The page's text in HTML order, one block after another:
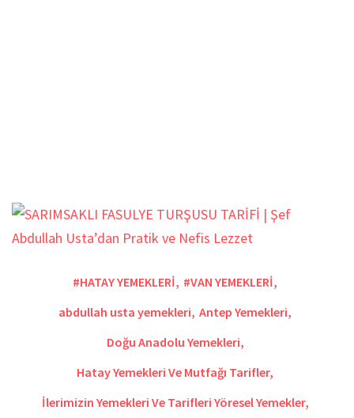
#HATAY YEMEKLERİ, #VAN YEMEKLERİ,
abdullah usta yemekleri, Antep Yemekleri,
Doğu Anadolu Yemekleri,
Hatay Yemekleri Ve Mutfağı Tarifler,
İlerimizin Yemekleri Ve Tarifleri Yöresel Yemekler,